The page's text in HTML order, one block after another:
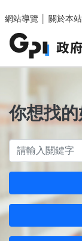
網站導覽
關於本站
你想找的